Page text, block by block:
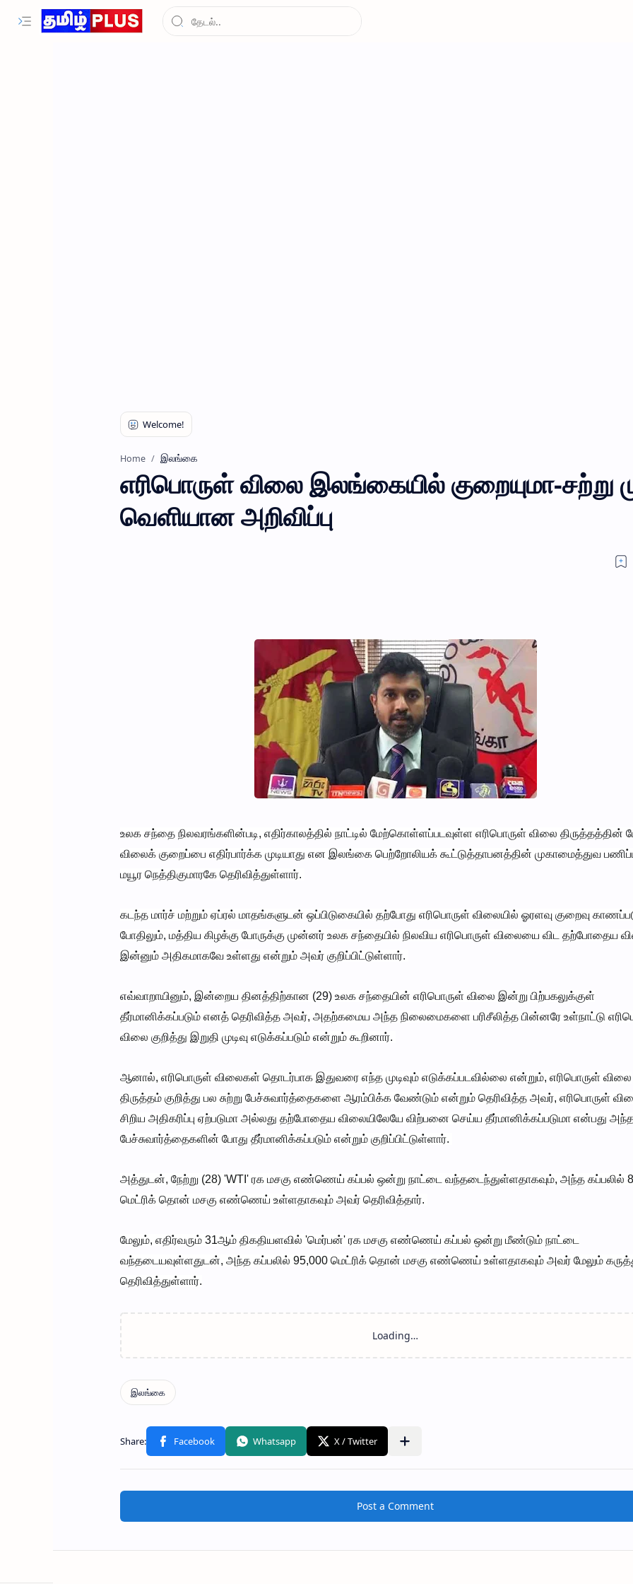
Home இலங்கை
எரிபொருள் விலை இலங்கையில் குறையுமா-சற்று
வெளியான அறிவிப்பு
உலக சந்தை நிலவரங்களின்படி, எதிர்காலத்தில் நாட்டில் மேற்கொள்ளப்படவுள்ள எரிபொருள் விலை திருத்தத்தின்
விலைக் குறைப்பை எதிர்பார்க்க முடியாது என இலங்கை பெற்றோலியக் கூட்டுத்தாபனத்தின் முகாமைத்துவ
மயூர நெத்திகுமாரகே தெரிவித்துள்ளார்.
கடந்த மார்ச் மற்றும் ஏப்ரல் மாதங்களுடன் ஒப்பிடுகையில் தற்போது எரிபொருள் விலையில் ஓரளவு குறைவு
போதிலும், மத்திய கிழக்கு போருக்கு முன்னர் உலக சந்தையில் நிலவிய எரிபொருள் விலையை விட தற்போதைய
இன்னும் அதிகமாகவே உள்ளது என்றும் அவர் குறிப்பிட்டுள்ளார்.
எவ்வாறாயினும், இன்றைய தினத்திற்கான (29) உலக சந்தையின் எரிபொருள் விலை இன்று பிற்பகலுக்குள்
தீர்மானிக்கப்படும் எனத் தெரிவித்த அவர், அதற்கமைய அந்த நிலைமைகளை பரிசீலித்த பின்னரே உள்நாட்டு
விலை குறித்து இறுதி முடிவு எடுக்கப்படும் என்றும் கூறினார்.
ஆனால், எரிபொருள் விலைகள் தொடர்பாக இதுவரை எந்த முடிவும் எடுக்கப்படவில்லை என்றும், எரிபொருள் விலை
திருத்தம் குறித்து பல சுற்று பேச்சுவார்த்தைகளை ஆரம்பிக்க வேண்டும் என்றும் தெரிவித்த அவர், எரிபொருள்
சிறிய அதிகரிப்பு ஏற்படுமா அல்லது தற்போதைய விலையிலேயே விற்பனை செய்ய தீர்மானிக்கப்படுமா என்பது
பேச்சுவார்த்தைகளின் போது தீர்மானிக்கப்படும் என்றும் குறிப்பிட்டுள்ளார்.
அத்துடன், நேற்று (28) 'WTI' ரக மசகு எண்ணெய் கப்பல் ஒன்று நாட்டை வந்தடைந்துள்ளதாகவும், அந்த கப்பலில்
மெட்ரிக் தொன் மசகு எண்ணெய் உள்ளதாகவும் அவர் தெரிவித்தார்.
மேலும், எதிர்வரும் 31ஆம் திகதியளவில் 'மெர்பன்' ரக மசகு எண்ணெய் கப்பல் ஒன்று மீண்டும் நாட்டை
வந்தடையவுள்ளதுடன், அந்த கப்பலில் 95,000 மெட்ரிக் தொன் மசகு எண்ணெய் உள்ளதாகவும் அவர் மேலும்
தெரிவித்துள்ளார்.
Post a Comment